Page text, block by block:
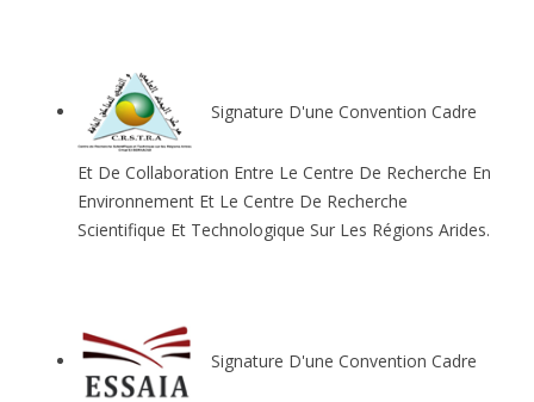
Signature D'une Convention Cadre
Et De Collaboration Entre Le Centre De Recherche En
Environnement Et Le Centre De Recherche
Scientifique Et Technologique Sur Les Régions Arides.
Signature D'une Convention Cadre